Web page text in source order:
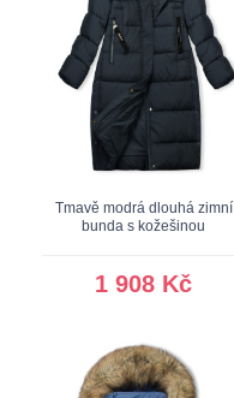
Tmavě modrá dlouhá zimní
bunda s kožešinou
1 908 Kč